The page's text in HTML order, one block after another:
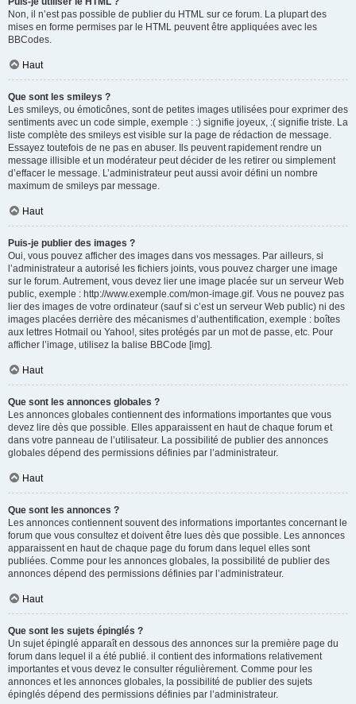
Non, il n’est pas possible de publier du HTML sur ce forum. La plupart des
mises en forme permises par le HTML peuvent être appliquées avec les
BBCodes.
Haut
Que sont les smileys ?
Les smileys, ou émoticônes, sont de petites images utilisées pour exprimer des
sentiments avec un code simple, exemple : :) signifie joyeux, :( signifie triste. La
liste complète des smileys est visible sur la page de rédaction de message.
Essayez toutefois de ne pas en abuser. Ils peuvent rapidement rendre un
message illisible et un modérateur peut décider de les retirer ou simplement
d’effacer le message. L’administrateur peut aussi avoir défini un nombre
maximum de smileys par message.
Haut
Puis-je publier des images ?
Oui, vous pouvez afficher des images dans vos messages. Par ailleurs, si
l’administrateur a autorisé les fichiers joints, vous pouvez charger une image
sur le forum. Autrement, vous devez lier une image placée sur un serveur Web
public, exemple : http://www.exemple.com/mon-image.gif. Vous ne pouvez pas
lier des images de votre ordinateur (sauf si c’est un serveur Web public) ni des
images placées derrière des mécanismes d’authentification, exemple : boîtes
aux lettres Hotmail ou Yahoo!, sites protégés par un mot de passe, etc. Pour
afficher l’image, utilisez la balise BBCode [img].
Haut
Que sont les annonces globales ?
Les annonces globales contiennent des informations importantes que vous
devez lire dès que possible. Elles apparaissent en haut de chaque forum et
dans votre panneau de l’utilisateur. La possibilité de publier des annonces
globales dépend des permissions définies par l’administrateur.
Haut
Que sont les annonces ?
Les annonces contiennent souvent des informations importantes concernant le
forum que vous consultez et doivent être lues dès que possible. Les annonces
apparaissent en haut de chaque page du forum dans lequel elles sont
publiées. Comme pour les annonces globales, la possibilité de publier des
annonces dépend des permissions définies par l’administrateur.
Haut
Que sont les sujets épinglés ?
Un sujet épinglé apparaît en dessous des annonces sur la première page du
forum dans lequel il a été publié. il contient des informations relativement
importantes et vous devez le consulter régulièrement. Comme pour les
annonces et les annonces globales, la possibilité de publier des sujets
épinglés dépend des permissions définies par l’administrateur.